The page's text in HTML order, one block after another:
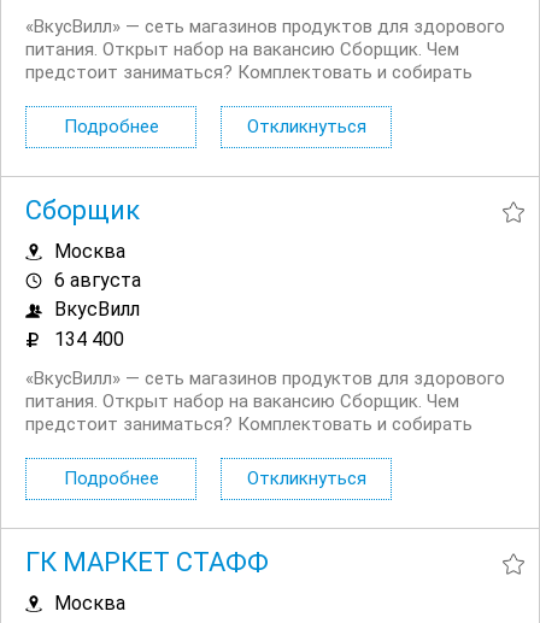
«ВкусВилл» — сеть магазинов продуктов для здорового
питания. Открыт набор на вакансию Сборщик. Чем
предстоит заниматься? Комплектовать и собирать
вид продуктов. Проводить инвентаризацию товаров.
Общаться с...
Подробнее Откликнуться
Сборщик
Москва
6 августа
ВкусВилл
134 400
«ВкусВилл» — сеть магазинов продуктов для здорового
питания. Открыт набор на вакансию Сборщик. Чем
предстоит заниматься? Комплектовать и собирать
вид продуктов. Проводить инвентаризацию товаров.
Общаться с...
Подробнее Откликнуться
ГК МАРКЕТ СТАФФ
Москва